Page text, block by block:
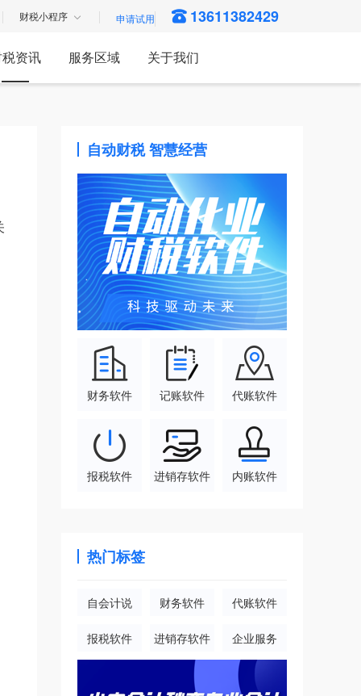
财税小程序 13611382429
资讯 服务区域 关于我们
自动财税 智慧经营
财务软件 记账软件 代账软件
报税软件 进销存软件 内账软件
热门标签
自会计说 财务软件 代账软件
报税软件 进销存软件 企业服务